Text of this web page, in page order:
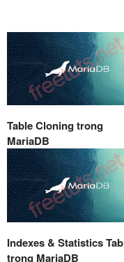
Table Cloning trong
MariaDB
Indexes & Statistics
trong MariaDB